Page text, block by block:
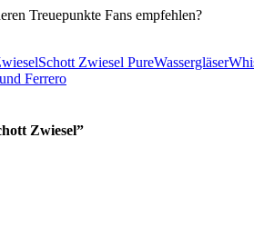
Treuepunkte Fans empfehlen?
Schott Zwiesel PureWassergläser
Ferrero
Zwiesel”